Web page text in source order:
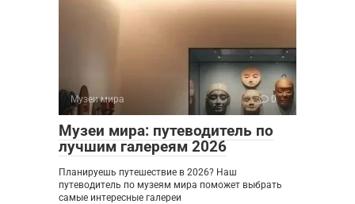
Музеи мира 0
Музеи мира: путеводитель по
лучшим галереям 2026
Планируешь путешествие в 2026? Наш
путеводитель по музеям мира поможет выбрать
самые интересные галереи